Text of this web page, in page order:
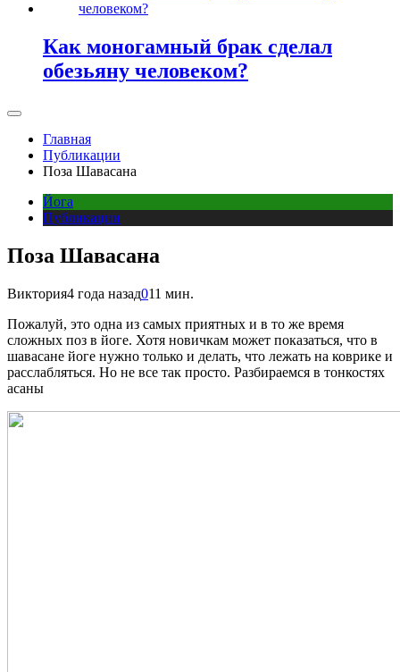
Как моногамный брак сделал
обезьяну человеком?
Главная
Публикации
Поза Шавасана
Йога
Публикации
Поза Шавасана
Виктория4 года назад011 мин.
Пожалуй, это одна из самых приятных и в то же время
сложных поз в йоге. Хотя новичкам может показаться, что в
шавасане йоге нужно только и делать, что лежать на коврике и
расслабляться. Но не все так просто. Разбираемся в тонкостях
асаны